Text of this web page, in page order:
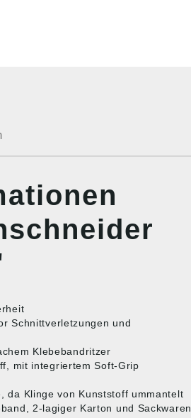
Schnittverletzungen und
Klebebandritzer
mit integriertem Soft-Grip
da Klinge von Kunststoff ummantelt
2-lagiger Karton und Sackwaren